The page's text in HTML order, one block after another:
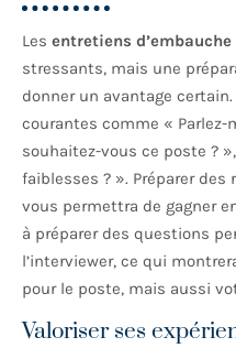
Les entretiens d’embauche
stressants, mais une
donner un avantage
courantes comme « Parlez-
souhaitez-vous ce poste ?
faiblesses ? ». Préparer
vous permettra de gagner
à préparer des questions
l’interviewer, ce qui
pour le poste, mais aussi
Valoriser ses